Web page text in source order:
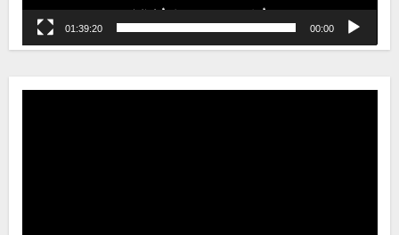
00:00
01:39:20